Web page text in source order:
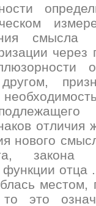
через
отличия
нового
функции
местом,
это